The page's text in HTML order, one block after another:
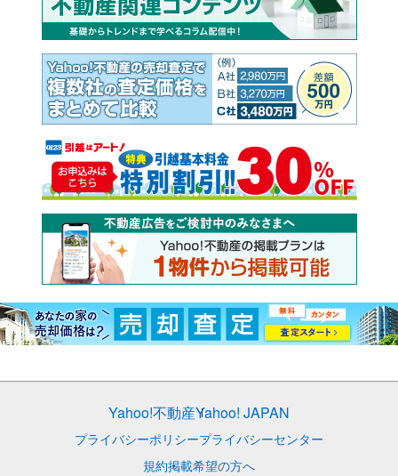
Yahoo!不動産Yahoo! JAPAN
プライバシーポリシープライバシーセンター
規約掲載希望の方へ